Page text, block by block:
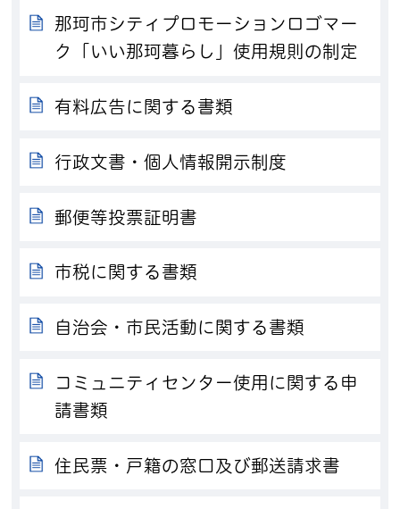
那珂市シティプロモーションロゴマー
ク「いい那珂暮らし」使用規則の制定
有料広告に関する書類
行政文書・個人情報開示制度
郵便等投票証明書
市税に関する書類
自治会・市民活動に関する書類
コミュニティセンター使用に関する申
請書類
住民票・戸籍の窓口及び郵送請求書